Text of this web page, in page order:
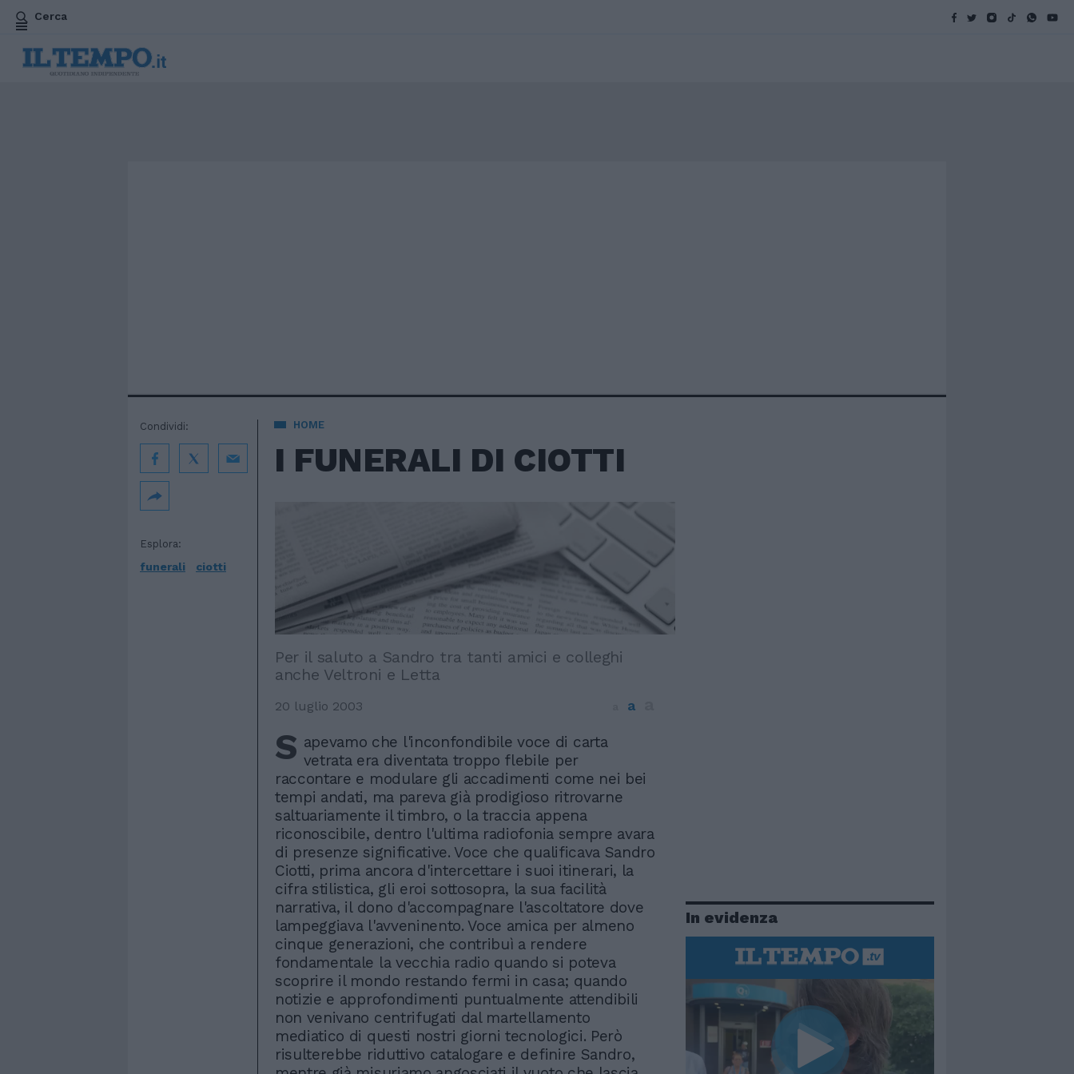
Cerca
HOME
I FUNERALI DI CIOTTI
Esplora:
funerali ciotti
Condividi:
Per il saluto a Sandro tra tanti amici e colleghi
anche Veltroni e Letta
20 luglio 2003 a
S apevamo che l'inconfondibile voce di carta
vetrata era diventata troppo flebile per
raccontare e modulare gli accadimenti come nei bei
tempi andati, ma pareva già prodigioso ritrovarne
saltuariamente il timbro, o la traccia appena
riconoscibile, dentro l'ultima radiofonia sempre avara
di presenze significative. Voce che qualificava Sandro
Ciotti, prima ancora d'intercettare i suoi itinerari, la
cifra stilistica, gli eroi sottosopra, la sua facilità
narrativa, il dono d'accompagnare l'ascoltatore dove
lampeggiava l'avveninento. Voce amica per almeno
cinque generazioni, che contribuì a rendere
fondamentale la vecchia radio quando si poteva
scoprire il mondo restando fermi in casa; quando
notizie e approfondimenti puntualmente attendibili
non venivano centrifugati dal martellamento
mediatico di questi nostri giorni tecnologici. Però
risulterebbe riduttivo catalogare e definire Sandro,
In evidenza